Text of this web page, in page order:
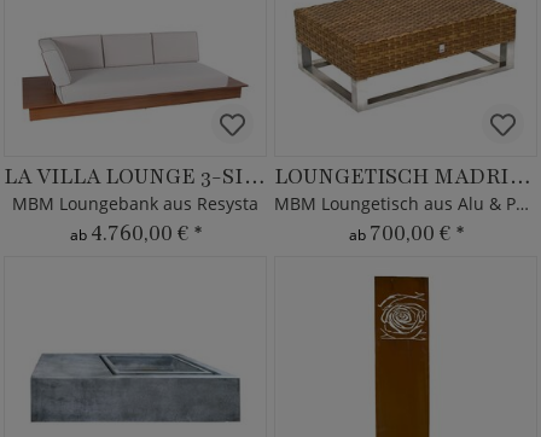
LA VILLA LOUNGE 3-SITZER
MBM Loungebank aus Resysta
ab 4.760,00 € *
LOUNGETISCH MADRIGAL
MBM Loungetisch aus Alu & Polyrattan
ab 700,00 € *